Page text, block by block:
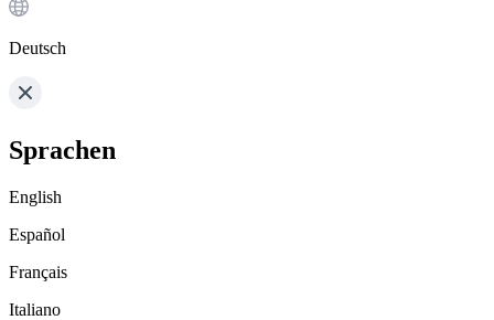
Deutsch
Sprachen
English
Español
Français
Italiano